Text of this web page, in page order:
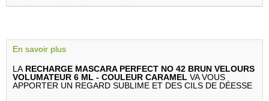
En savoir plus
LA RECHARGE MASCARA PERFECT NO 42 BRUN VELOURS
VOLUMATEUR 6 ML - COULEUR CARAMEL VA VOUS
APPORTER UN REGARD SUBLIME ET DES CILS DE DÉESSE